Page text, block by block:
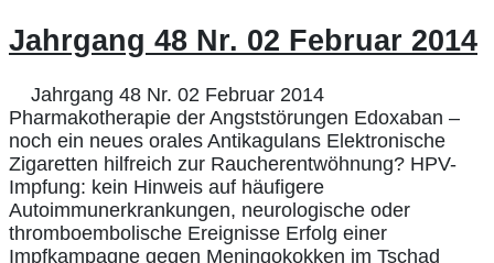
Jahrgang 48 Nr. 02 Februar 2014
Jahrgang 48 Nr. 02 Februar 2014
Pharmakotherapie der Angststörungen Edoxaban –
noch ein neues orales Antikagulans Elektronische
Zigaretten hilfreich zur Raucherentwöhnung? HPV-
Impfung: kein Hinweis auf häufigere
Autoimmunerkrankungen, neurologische oder
thromboembolische Ereignisse Erfolg einer
Impfkampagne gegen Meningokokken im Tschad